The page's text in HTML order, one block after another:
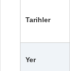
Tarihler
Yer